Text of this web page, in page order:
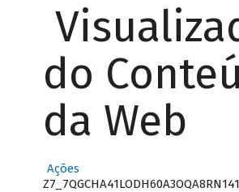
do
da Web
Ações